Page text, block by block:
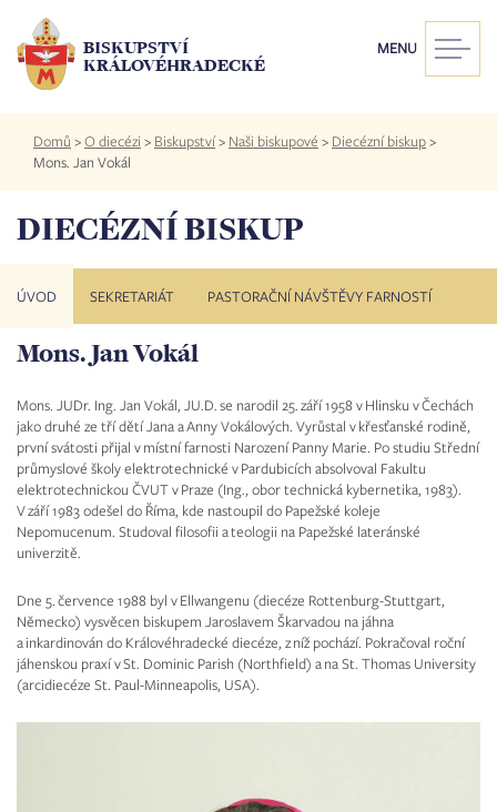
hlavnímu
obsahu
BISKUPSTVÍ
KRÁLOVÉHRADECKÉ
MENU
Drobečková
navigace
Domů >O diecézi > Biskupství> Naši biskupové > Diecézní biskup>
Mons. Jan Vokál
DIECÉZNÍ BISKUP
ÚVOD SEKRETARIÁT PASTORAČNÍ NÁVŠTĚVY FARNOSTÍ
Mons. Jan Vokál
Mons. JUDr. Ing. Jan Vokál, JU.D. se narodil 25. září 1958 v Hlinsku v Čechách
jako druhé ze tří dětí Jana a Anny Vokálových. Vyrůstal v křesťanské rodině,
první svátosti přijal v místní farnosti Narození Panny Marie. Po studiu Střední
průmyslové školy elektrotechnické v Pardubicích absolvoval Fakultu
elektrotechnickou ČVUT v Praze (Ing., obor technická kybernetika, 1983).
V září 1983 odešel do Říma, kde nastoupil do Papežské koleje
Nepomucenum. Studoval filosofii a teologii na Papežské lateránské
univerzitě.
Dne 5. července 1988 byl v Ellwangenu (diecéze Rottenburg-Stuttgart,
Německo) vysvěcen biskupem Jaroslavem Škarvadou na jáhna
a inkardinován do Královéhradecké diecéze, z níž pochází. Pokračoval roční
jáhenskou praxí v St. Dominic Parish (Northfield) a na St. Thomas University
(arcidiecéze St. Paul-Minneapolis, USA).